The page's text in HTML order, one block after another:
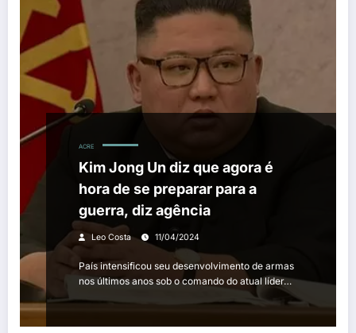
ACRE
Kim Jong Un diz que agora é
hora de se preparar para a
guerra, diz agência
Leo Costa 11/04/2024
País intensificou seu desenvolvimento de armas
nos últimos anos sob o comando do atual líder…